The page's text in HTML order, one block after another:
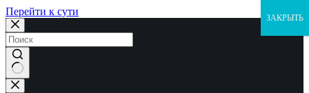
Перейти к сути
Ничего
ЗАКРЫТЬ